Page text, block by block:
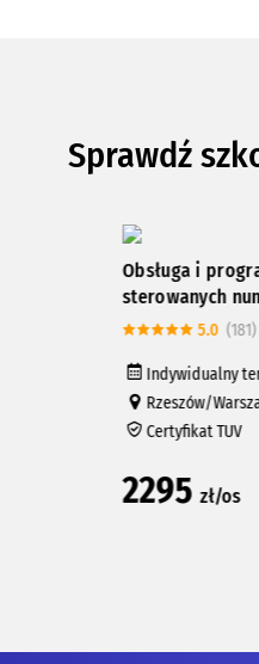
Sprawdź
Obsługa i
sterowanych
5.0 (181)
Indywidualny termin
Rzeszów/Warszawa
Certyfikat TUV
2295zł/os